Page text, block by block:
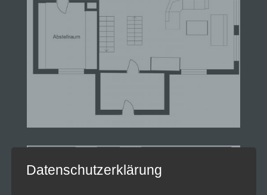
Datenschutzerklärung